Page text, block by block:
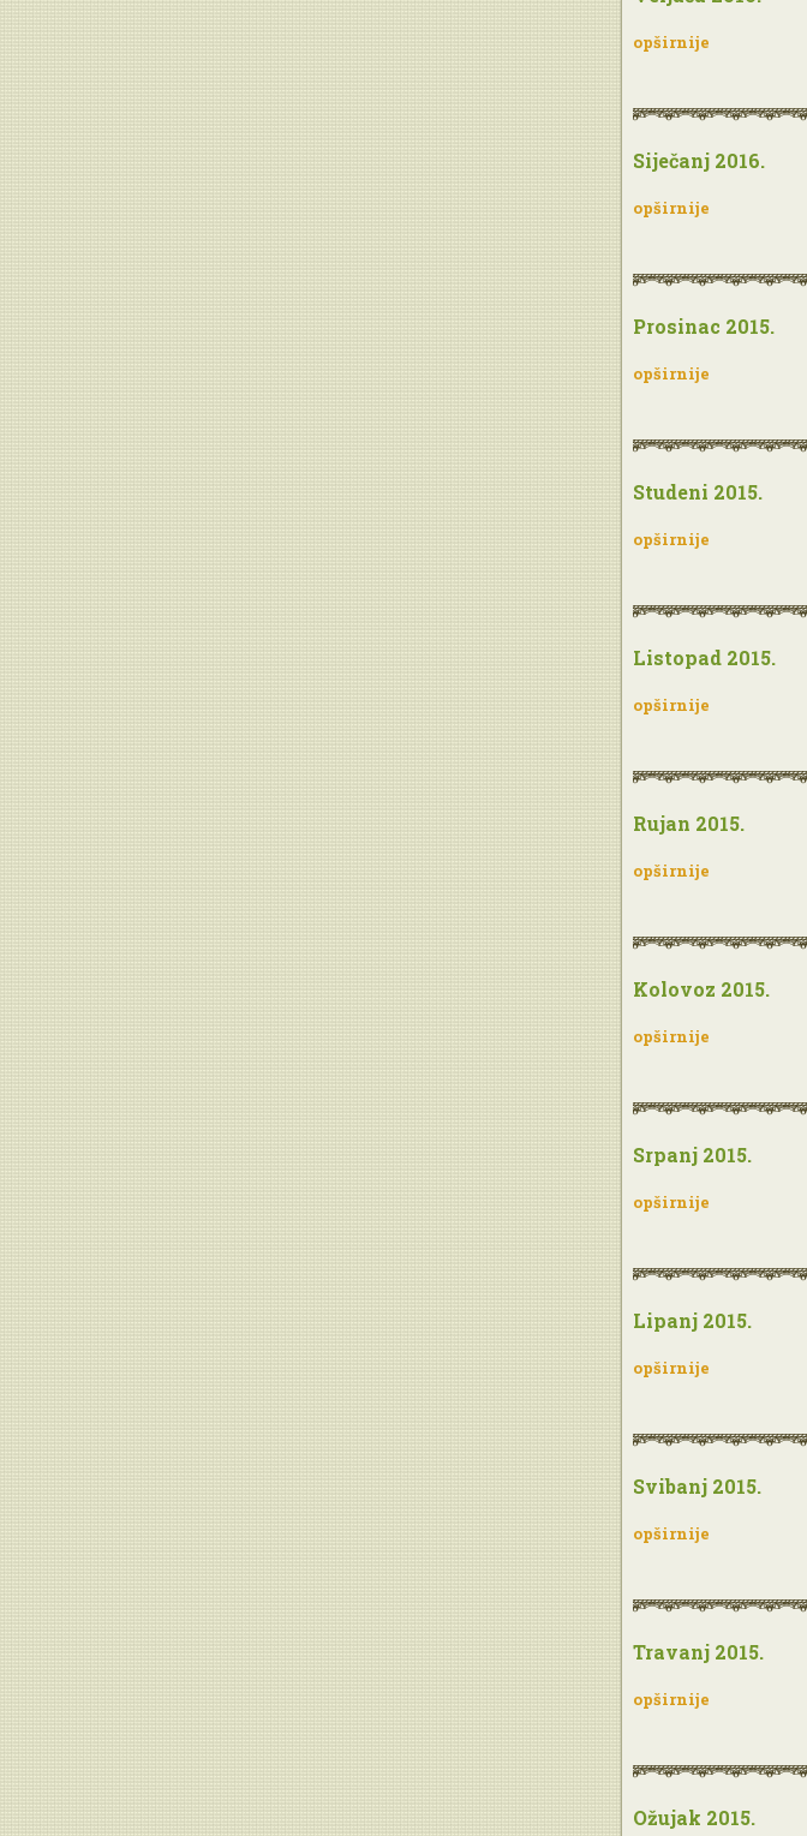
opširnije
Siječanj 2016.
opširnije
Prosinac 2015.
opširnije
Studeni 2015.
opširnije
Listopad 2015.
opširnije
Rujan 2015.
opširnije
Kolovoz 2015.
opširnije
Srpanj 2015.
opširnije
Lipanj 2015.
opširnije
Svibanj 2015.
opširnije
Travanj 2015.
opširnije
Ožujak 2015.